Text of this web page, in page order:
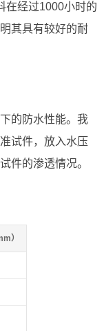
在经过1000小时的
其具有较好的耐
的防水性能。我
试件，放入水压
件的渗透情况。
）